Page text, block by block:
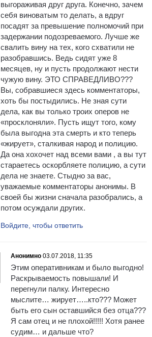
выгораживая друг друга. Конечно, зачем
себя виноватым то делать, а вдруг
посадят за превышение полномочий при
задержании подозреваемого. Лучше же
свалить вину на тех, кого схватили не
разобравшись. Ведь сидят уже 8
месяцев, ну и пусть продолжают нести
чужую вину. ЭТО СПРАВЕДЛИВО???
Вы, собравшиеся здесь комментаторы,
хоть бы постыдились. Не зная сути
дела, как вы только троих оперов не
«просклоняли». Пусть ищут того, кому
была выгодна эта смерть и кто теперь
«жирует», сталкивая народ и полицию.
Да она хохочет над всеми вами , а вы тут
стараетесь оскорбляете полицию, а сути
дела не знаете. Стыдно за вас,
уважаемые комментаторы анонимы. В
своей бы жизни сначала разобрались, а
потом осуждали других.
Войдите, чтобы ответить
Анонимно 03.07.2018, 11:35
Этим оперативникам и было выгодно!
Раскрываемость повышали! И
перегнули палку. Интересно
мыслите… жирует…..кто??? Может
быть его сын оставшийся без отца???
Я сам отец и не плохой!!!!! Хотя ранее
судим… и дальше что?